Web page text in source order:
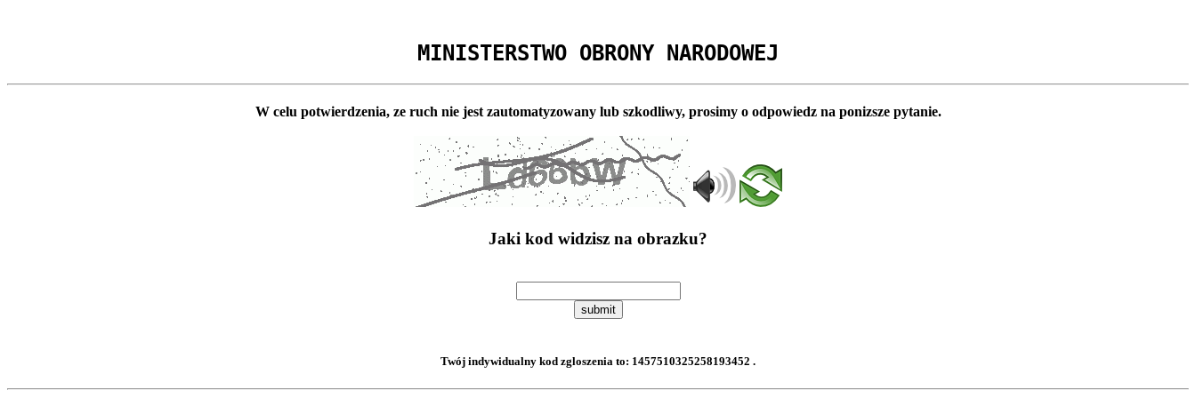
MINISTERSTWO OBRONY NARODOWEJ
W celu potwierdzenia, ze ruch nie jest zautomatyzowany lub szkodliwy, prosimy o odpowiedz na ponizsze pytanie.
Jaki kod widzisz na obrazku?
submit
Twój indywidualny kod zgloszenia to: 1457510325258193452 .